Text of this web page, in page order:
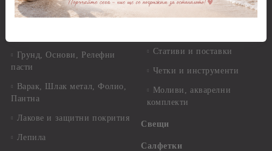
Антични пасти
Грунд, Основи, Релефни
пасти
Варак, Шлак метал, Фолио,
Пантна
Лакове и защитни покрития
Лепила
Стативи и поставки
Четки и инструменти
Моливи, акварелни
комплекти
Свещи
Салфетки